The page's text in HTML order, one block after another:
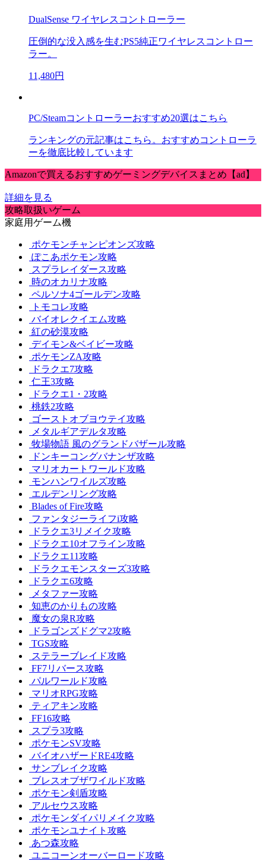
DualSense ワイヤレスコントローラー
圧倒的な没入感を生むPS5純正ワイヤレスコントロー
ラー。
11,480円
PC/Steamコントローラーおすすめ20選はこちら
ランキングの元記事はこちら。おすすめコントローラ
ーを徹底比較しています
Amazonで買えるおすすめゲーミングデバイスまとめ【ad】
詳細を見る
攻略取扱いゲーム
家庭用ゲーム機
ポケモンチャンピオンズ攻略
ぽこあポケモン攻略
スプラレイダース攻略
時のオカリナ攻略
ペルソナ4ゴールデン攻略
トモコレ攻略
バイオレクイエム攻略
紅の砂漠攻略
デイモン&ベイビー攻略
ポケモンZA攻略
ドラクエ7攻略
仁王3攻略
ドラクエ1・2攻略
桃鉄2攻略
ゴーストオブヨウテイ攻略
メタルギアデルタ攻略
牧場物語 風のグランドバザール攻略
ドンキーコングバナンザ攻略
マリオカートワールド攻略
モンハンワイルズ攻略
エルデンリング攻略
Blades of Fire攻略
ファンタジーライフi攻略
ドラクエ3リメイク攻略
ドラクエ10オフライン攻略
ドラクエ11攻略
ドラクエモンスターズ3攻略
ドラクエ6攻略
メタファー攻略
知恵のかりもの攻略
魔女の泉R攻略
ドラゴンズドグマ2攻略
TGS攻略
ステラーブレイド攻略
FF7リバース攻略
パルワールド攻略
マリオRPG攻略
ティアキン攻略
FF16攻略
スプラ3攻略
ポケモンSV攻略
バイオハザードRE4攻略
サンブレイク攻略
ブレスオブザワイルド攻略
ポケモン剣盾攻略
アルセウス攻略
ポケモンダイパリメイク攻略
ポケモンユナイト攻略
あつ森攻略
ユニコーンオーバーロード攻略